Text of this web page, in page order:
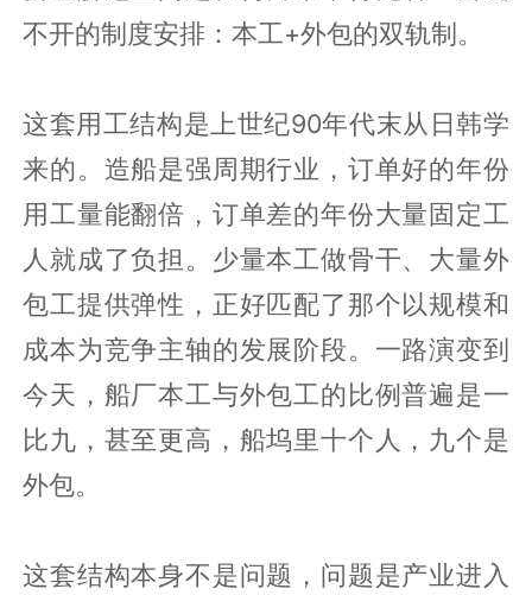
不开的制度安排：本工+外包的双轨制。
这套用工结构是上世纪90年代末从日韩学
来的。造船是强周期行业，订单好的年份
用工量能翻倍，订单差的年份大量固定工
人就成了负担。少量本工做骨干、大量外
包工提供弹性，正好匹配了那个以规模和
成本为竞争主轴的发展阶段。一路演变到
今天，船厂本工与外包工的比例普遍是一
比九，甚至更高，船坞里十个人，九个是
外包。
这套结构本身不是问题，问题是产业进入